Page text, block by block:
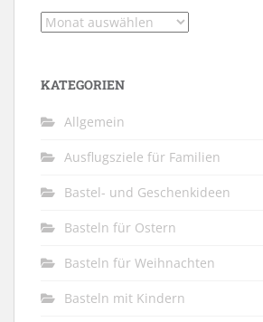
Archiv
KATEGORIEN
Allgemein
Ausflugsziele für Familien
Bastel- und Geschenkideen
Basteln für Ostern
Basteln für Weihnachten
Basteln mit Kindern